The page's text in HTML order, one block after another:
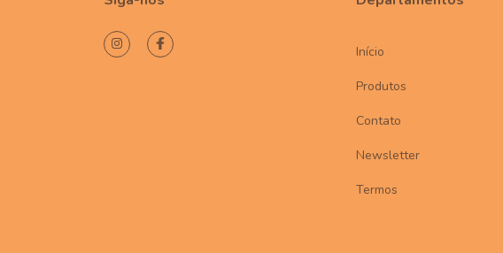
Início
Produtos
Contato
Newsletter
Termos